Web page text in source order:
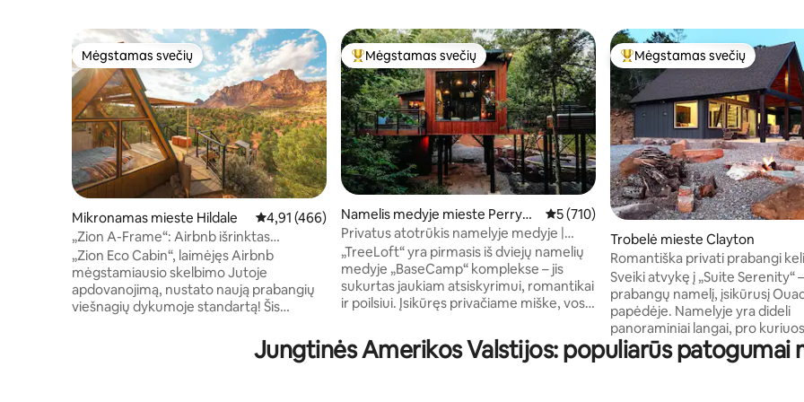
Mėgstamas svečių
Mėgstamas svečių
Mikronamas mieste Hildale Vidutinis įvertinimas: 4,91 iš 5, atsiliepimų: 466
4,91 (466)
„Zion A-Frame“: Airbnb išrinktas
mėgstamiausiu būstu
„Zion Eco Cabin“, laimėjęs Airbnb
mėgstamiausio skelbimo Jutoje
apdovanojimą, nustato naują prabangių
viešnagių dykumoje standartą! Šis
terasos viršuje, iš kurio atsiveria vaizdas į
Ziono kanjoną. Jei to nepakaktų, nuo
Svečių mėgstamiausias
Mėgstamas svečių
Namelis medyje mieste Perryvill
e
Vidutinis įvertinimas: 5 iš 5, atsiliepimų: 710
5 (710)
Privatus atotrūkis namelyje medyje |
Sūkurinė vonia
„TreeLoft“ yra pirmasis iš dviejų namelių
medyje „BaseCamp“ komplekse – jis
sukurtas jaukiam atsiskyrimui, romantikai
ir poilsiui. Įsikūręs privačiame miške, vos
suderina aukštos klasės komfortą su
įtraukiančia gamta, tačiau vis tiek yra už
Svečių mėgstamiausias
Mėgstamas svečių
Trobelė mieste Clayton
Romantiška privati prabangi
nuostabiais vaizdais
Sveiki atvykę į „Suite Serenity“ –
prabangų namelį, įsikūrusį
papėdėje. Namelyje yra dideli
panoraminiai langai, pro
mėgautis nuostabiais Sardis
aplinkinių kalnų vaizdais. Iš
Jungtinės Amerikos Valstijos: populiarūs patogumai